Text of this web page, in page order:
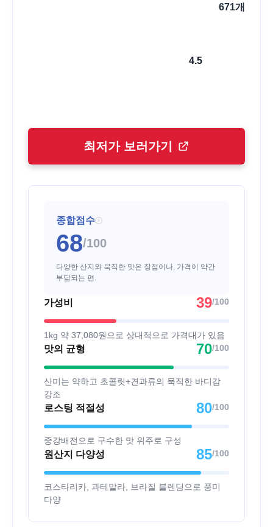
671개
4.5
최저가 보러가기
종합점수 i
68/100
다양한 산지와 묵직한 맛은 장점이나, 가격이 약간
부담되는 편.
가성비 39/100
1kg 약 37,080원으로 상대적으로 가격대가 있음
맛의 균형 70/100
산미는 약하고 초콜릿+견과류의 묵직한 바디감
강조
로스팅 적절성 80/100
중강배전으로 구수한 맛 위주로 구성
원산지 다양성 85/100
코스타리카, 과테말라, 브라질 블렌딩으로 풍미
다양